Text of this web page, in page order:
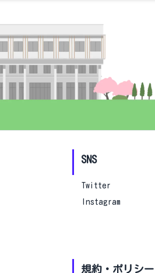
SNS
Twitter
Instagram
規約・ポリシー